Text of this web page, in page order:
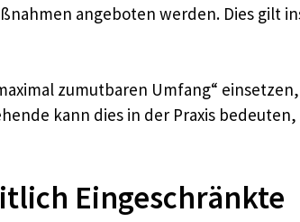
angeboten werden. Dies gilt
zumutbaren Umfang“
kann dies in der Praxis
Eingeschränkte